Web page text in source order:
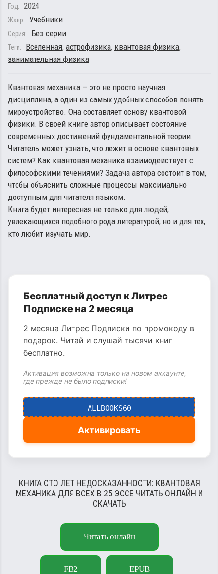
Год: 2024
Жанр: Учебники
Серия: Без серии
Теги: Вселенная, астрофизика, квантовая физика,
занимательная физика
Квантовая механика — это не просто научная
дисциплина, а один из самых удобных способов понять
мироустройство. Она составляет основу квантовой
физики. В своей книге автор описывает состояние
современных достижений фундаментальной теории.
Читатель может узнать, что лежит в основе квантовых
систем? Как квантовая механика взаимодействует с
философскими течениями? Задача автора состоит в том,
чтобы объяснить сложные процессы максимально
доступным для читателя языком.
Книга будет интересная не только для людей,
увлекающихся подобного рода литературой, но и для тех,
кто любит изучать мир.
Бесплатный доступ к Литрес
Подписке на 2 месяца
2 месяца Литрес Подписки по промокоду в
подарок. Читай и слушай тысячи книг
бесплатно.
Активация возможна только на новом аккаунте,
где прежде не было подписки!
ALLBOOKS60
Активировать
КНИГА СТО ЛЕТ НЕДОСКАЗАННОСТИ: КВАНТОВАЯ
МЕХАНИКА ДЛЯ ВСЕХ В 25 ЭССЕ ЧИТАТЬ ОНЛАЙН И
СКАЧАТЬ
Читать онлайн
FB2 EPUB